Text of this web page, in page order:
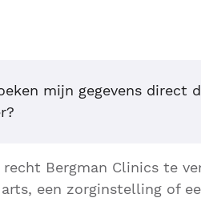
mijn gegevens direct
Bergman Clinics te
arts, een zorginstelling of